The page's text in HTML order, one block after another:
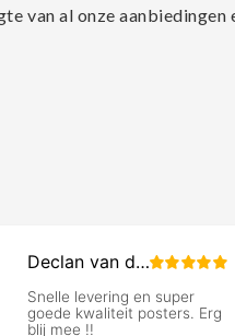
van al onze aanbiedingen